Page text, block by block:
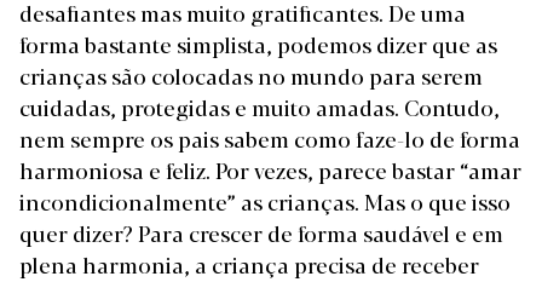
desafiantes mas muito gratificantes. De uma
forma bastante simplista, podemos dizer que as
crianças são colocadas no mundo para serem
cuidadas, protegidas e muito amadas. Contudo,
nem sempre os pais sabem como faze-lo de forma
harmoniosa e feliz. Por vezes, parece bastar “amar
incondicionalmente” as crianças. Mas o que isso
quer dizer? Para crescer de forma saudável e em
plena harmonia, a criança precisa de receber